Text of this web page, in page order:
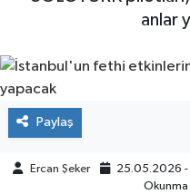
anlar
Paylaş
Ercan Şeker 25.05.2026 -
Okunma
İLÇELER
RESMİ İLANLAR